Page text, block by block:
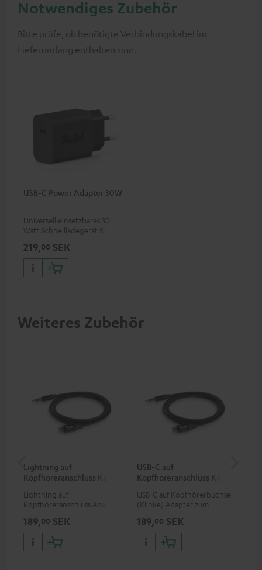
Notwendiges Zubehör
Bitte prüfe, ob benötigte Verbindungskabel im
Lieferumfang enthalten sind.
USB-C Power Adapter 30W
Universell einsetzbares 30
Watt Schnellladegerät für
Apple iPhones, Android
Smartphones, Tablets und
Geräte mit USB-C-Anschluss
219,00 SEK
Weiteres Zubehör
Lightning auf
Kopfhöreranschluss Kabel
Lightning auf
Kopfhöreranschluss Adapter
Kopfhörern (mit
abnehmbarem Kabel) an
iPhone, iPad, iPod etc., oder
zum Anschluss an
189,00 SEK
USB-C auf
Kopfhöreranschluss Kabel
USB-C auf Kopfhörerbuchse
(Klinke) Adapter zum
(mit abnehmbaren Kabel) an
Smartphones und Tablets mit
USC-C-Port, oder zum
Anschluss an Audiogeräte,
189,00 SEK